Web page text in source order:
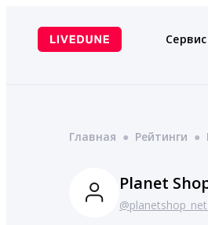
содержимому
Главная ● Рейтинги ●
Planet